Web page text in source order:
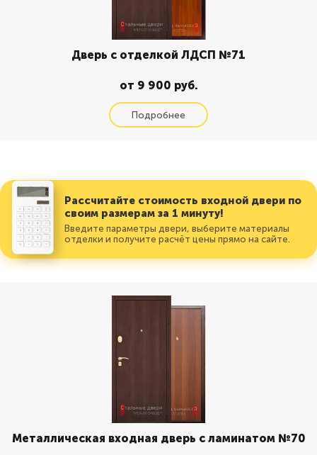
Дверь с отделкой ЛДСП №71
от 9 900 руб.
Рассчитайте стоимость входной двери по
своим размерам за 1 минуту!
Введите параметры двери, выберите материалы
отделки и получите расчёт цены прямо на сайте.
Металлическая входная дверь с ламинатом №70